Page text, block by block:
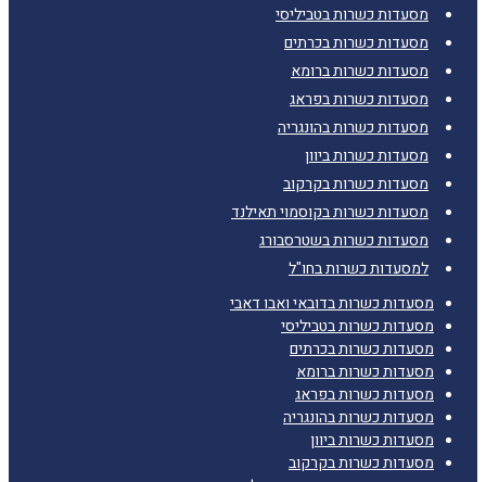
מסעדות כשרות בטביליסי
מסעדות כשרות בכרתים
מסעדות כשרות ברומא
מסעדות כשרות בפראג
מסעדות כשרות בהונגריה
מסעדות כשרות ביוון
מסעדות כשרות בקרקוב
מסעדות כשרות בקוסמוי תאילנד
מסעדות כשרות בשטרסבורג
למסעדות כשרות בחו"ל
מסעדות כשרות בדובאי ואבו דאבי
מסעדות כשרות בטביליסי
מסעדות כשרות בכרתים
מסעדות כשרות ברומא
מסעדות כשרות בפראג
מסעדות כשרות בהונגריה
מסעדות כשרות ביוון
מסעדות כשרות בקרקוב